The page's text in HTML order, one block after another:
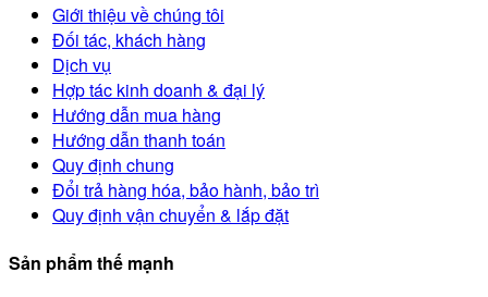
Giới thiệu về chúng tôi
Đối tác, khách hàng
Dịch vụ
Hợp tác kinh doanh & đại lý
Hướng dẫn mua hàng
Hướng dẫn thanh toán
Quy định chung
Đổi trả hàng hóa, bảo hành, bảo trì
Quy định vận chuyển & lắp đặt
Sản phẩm thế mạnh